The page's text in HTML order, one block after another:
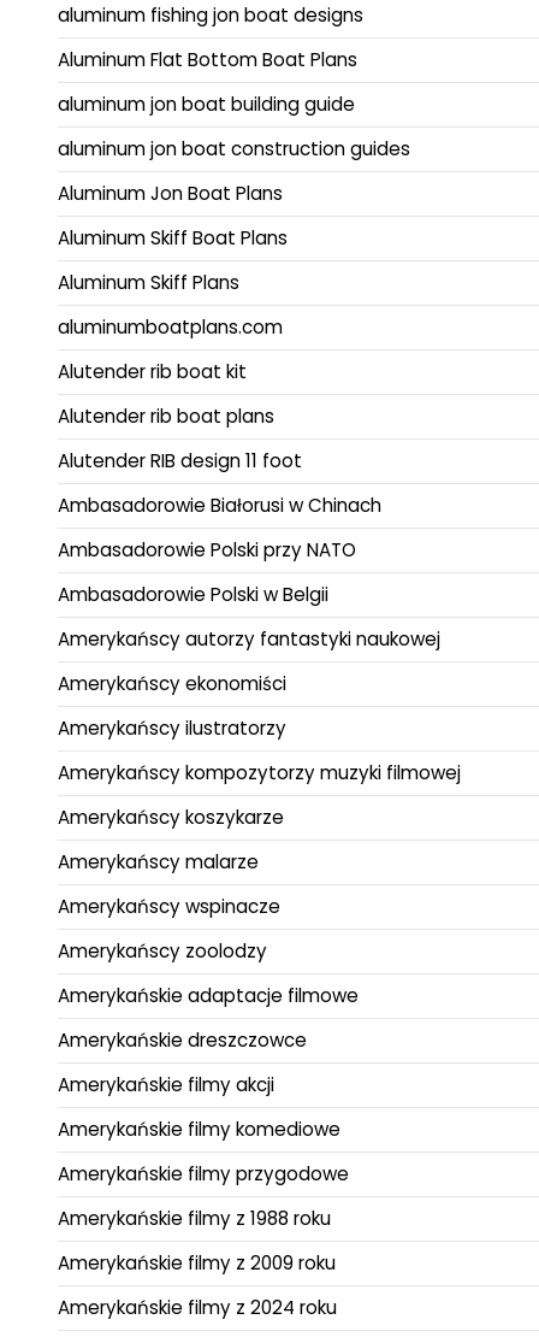
aluminum fishing jon boat designs
Aluminum Flat Bottom Boat Plans
aluminum jon boat building guide
aluminum jon boat construction guides
Aluminum Jon Boat Plans
Aluminum Skiff Boat Plans
Aluminum Skiff Plans
aluminumboatplans.com
Alutender rib boat kit
Alutender rib boat plans
Alutender RIB design 11 foot
Ambasadorowie Białorusi w Chinach
Ambasadorowie Polski przy NATO
Ambasadorowie Polski w Belgii
Amerykańscy autorzy fantastyki naukowej
Amerykańscy ekonomiści
Amerykańscy ilustratorzy
Amerykańscy kompozytorzy muzyki filmowej
Amerykańscy koszykarze
Amerykańscy malarze
Amerykańscy wspinacze
Amerykańscy zoolodzy
Amerykańskie adaptacje filmowe
Amerykańskie dreszczowce
Amerykańskie filmy akcji
Amerykańskie filmy komediowe
Amerykańskie filmy przygodowe
Amerykańskie filmy z 1988 roku
Amerykańskie filmy z 2009 roku
Amerykańskie filmy z 2024 roku